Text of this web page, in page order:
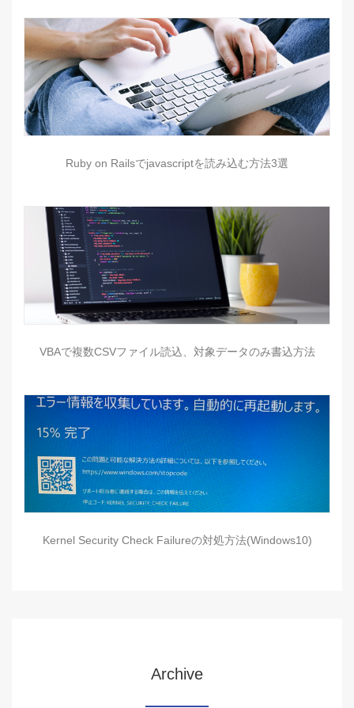
Ruby on Railsでjavascriptを読み込む方法3選
VBAで複数CSVファイル読込、対象データのみ書込方法
Kernel Security Check Failureの対処方法(Windows10)
Archive